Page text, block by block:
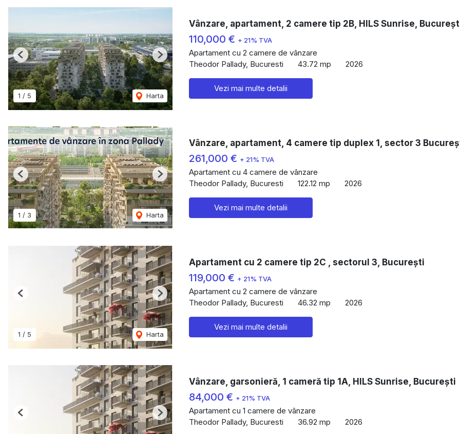
1 / 5 Harta
Previous Next
Vânzare, apartament, 2 camere tip 2B, HILS Sunrise,
110,000 € + 21% TVA
Apartament cu 2 camere de vânzare
Theodor Pallady, Bucuresti
43.72 mp 2026
Vezi mai multe detalii
1 / 3 Harta
Previous Next
Vânzare, apartament, 4 camere tip duplex 1, sector 3
261,000 € + 21% TVA
Apartament cu 4 camere de vânzare
Theodor Pallady, Bucuresti
122.12 mp 2026
Vezi mai multe detalii
1 / 5 Harta
Previous Next
Apartament cu 2 camere tip 2C , sectorul 3, București
119,000 € + 21% TVA
Apartament cu 2 camere de vânzare
Theodor Pallady, Bucuresti
46.32 mp 2026
Vezi mai multe detalii
Previous Next
Vânzare, garsonieră, 1 cameră tip 1A, HILS Sunrise, București
84,000 € + 21% TVA
Apartament cu 1 camere de vânzare
Theodor Pallady, Bucuresti
36.92 mp 2026